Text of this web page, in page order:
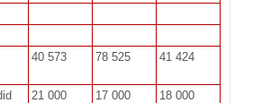
40 573 78 525 41 424
21 000 17 000
18 000